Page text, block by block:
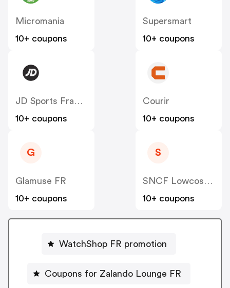
Micromania
10+ coupons
Supersmart
10+ coupons
JD Sports France
10+ coupons
Courir
10+ coupons
G
Glamuse FR
10+ coupons
S
SNCF Lowcost OUIGO
10+ coupons
WatchShop FR promotion
Coupons for Zalando Lounge FR